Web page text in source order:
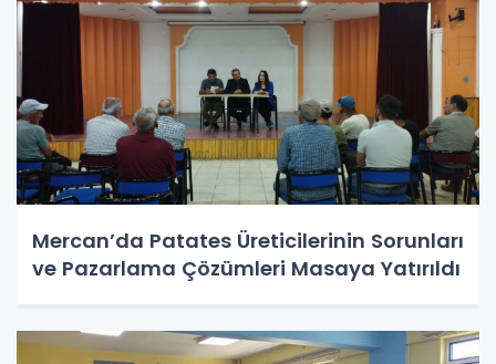
Mercan’da Patates Üreticilerinin Sorunları
ve Pazarlama Çözümleri Masaya Yatırıldı